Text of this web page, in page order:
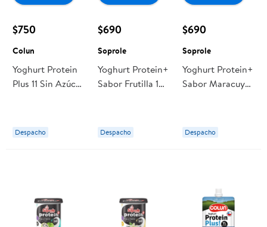
$750
Colun
Yoghurt Protein
Plus 11 Sin Azúcar
Despacho
$690
Soprole
Yoghurt Protein+
Sabor Frutilla 155
Despacho
$690
Soprole
Yoghurt Protein+
Sabor Maracuyá
Despacho